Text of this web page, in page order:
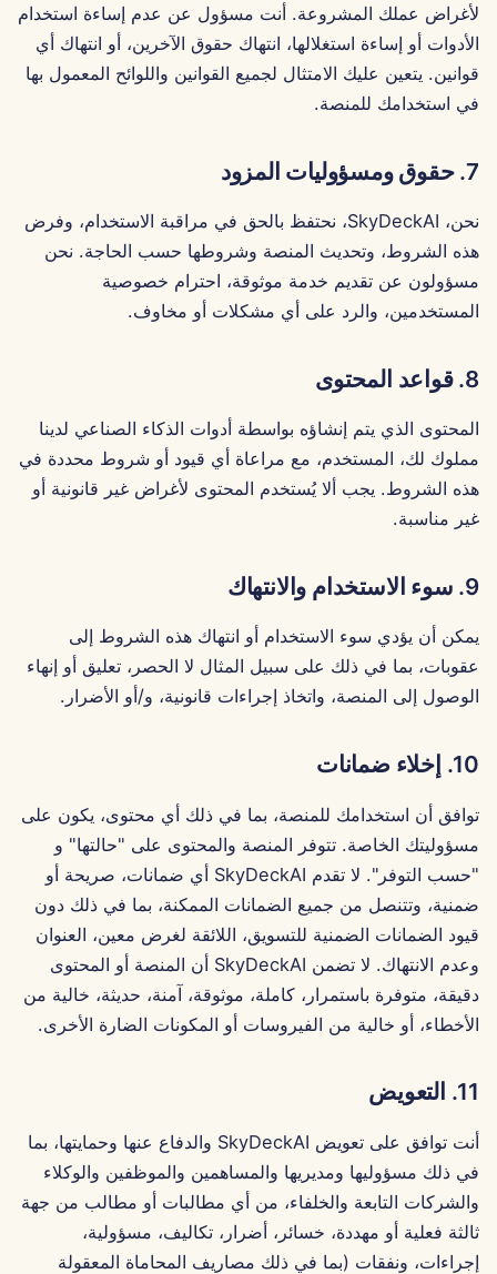
31 يناير 2025
24 يناير 2025
17 يناير 2025
10 يناير 2025
20 ديسمبر 2024
13 ديسمبر 2024
6 ديسمبر 2024
22 نوفمبر 2024
1 نوفمبر 2024
25 أكتوبر 2024
18 أكتوبر 2024
11 أكتوبر 2024
4 أكتوبر 2024
27 سبتمبر 2024
20 سبتمبر 2024
13 سبتمبر 2024
6 سبتمبر 2024
23 أغسطس 2024
لأغراض عملك المشروعة. أنت مسؤول عن عدم إساءة استخدام
الأدوات أو إساءة استغلالها، انتهاك حقوق الآخرين، أو انتهاك أي
قوانين. يتعين عليك الامتثال لجميع القوانين واللوائح المعمول بها
في استخدامك للمنصة.
7. حقوق ومسؤوليات المزود
نحن، SkyDeckAI، نحتفظ بالحق في مراقبة الاستخدام، وفرض
هذه الشروط، وتحديث المنصة وشروطها حسب الحاجة. نحن
مسؤولون عن تقديم خدمة موثوقة، احترام خصوصية
المستخدمين، والرد على أي مشكلات أو مخاوف.
8. قواعد المحتوى
المحتوى الذي يتم إنشاؤه بواسطة أدوات الذكاء الصناعي لدينا
مملوك لك، المستخدم، مع مراعاة أي قيود أو شروط محددة في
هذه الشروط. يجب ألا يُستخدم المحتوى لأغراض غير قانونية أو
غير مناسبة.
9. سوء الاستخدام والانتهاك
يمكن أن يؤدي سوء الاستخدام أو انتهاك هذه الشروط إلى
عقوبات، بما في ذلك على سبيل المثال لا الحصر، تعليق أو إنهاء
الوصول إلى المنصة، واتخاذ إجراءات قانونية، و/أو الأضرار.
10. إخلاء ضمانات
توافق أن استخدامك للمنصة، بما في ذلك أي محتوى، يكون على
مسؤوليتك الخاصة. تتوفر المنصة والمحتوى على "حالتها" و
"حسب التوفر". لا تقدم SkyDeckAI أي ضمانات، صريحة أو
ضمنية، وتتنصل من جميع الضمانات الممكنة، بما في ذلك دون
قيود الضمانات الضمنية للتسويق، اللائقة لغرض معين، العنوان
وعدم الانتهاك. لا تضمن SkyDeckAI أن المنصة أو المحتوى
دقيقة، متوفرة باستمرار، كاملة، موثوقة، آمنة، حديثة، خالية من
الأخطاء، أو خالية من الفيروسات أو المكونات الضارة الأخرى.
11. التعويض
أنت توافق على تعويض SkyDeckAI والدفاع عنها وحمايتها، بما
في ذلك مسؤوليها ومديريها والمساهمين والموظفين والوكلاء
والشركات التابعة والخلفاء، من أي مطالبات أو مطالب من جهة
ثالثة فعلية أو مهددة، خسائر، أضرار، تكاليف، مسؤولية،
إجراءات، ونفقات (بما في ذلك مصاريف المحاماة المعقولة